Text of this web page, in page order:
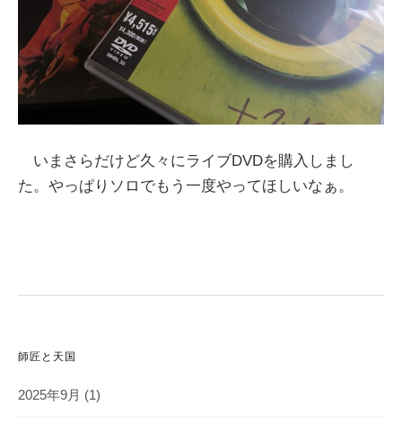
いまさらだけど久々にライブDVDを購入しまし
た。やっぱりソロでもう一度やってほしいなぁ。
師匠と天国
2025年9月 (1)